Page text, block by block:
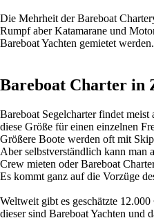
Die Mehrheit der Bareboat
Rumpf aber Katamarane und
Bareboat Yachten gemietet werden.
Bareboat Charter in
Bareboat Segelcharter findet meist
diese Größe für einen einzelnen
Größere Boote werden oft mit
Aber selbstverständlich kann man
Crew mieten oder Bareboat
Es kommt ganz auf die Vorzüge
Weltweit gibt es geschätzte
dieser sind Bareboat Yachten und